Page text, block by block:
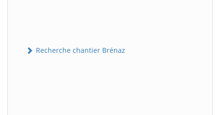
Recherche chantier Brénaz